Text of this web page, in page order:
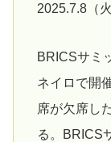
2025.7.8（火
BRICSサミ
ネイロで開
席が欠席し
る。BRICS